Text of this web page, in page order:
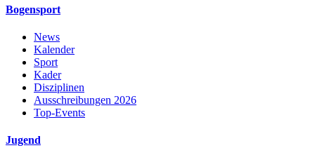
Bogensport
News
Kalender
Sport
Kader
Disziplinen
Ausschreibungen 2026
Top-Events
Jugend